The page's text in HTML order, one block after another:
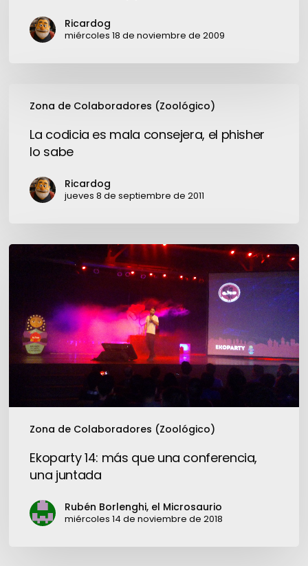
problemas
Ricardog
miércoles 18 de noviembre de 2009
Zona de Colaboradores (Zoológico)
codicia
mala
consejera,
phisher
La codicia es mala consejera, el phisher
lo sabe
Ricardog
jueves 8 de septiembre de 2011
Zona de Colaboradores (Zoológico)
Ekoparty
una
conferencia,
una
Ekoparty 14: más que una conferencia,
una juntada
Rubén Borlenghi, el Microsaurio
miércoles 14 de noviembre de 2018